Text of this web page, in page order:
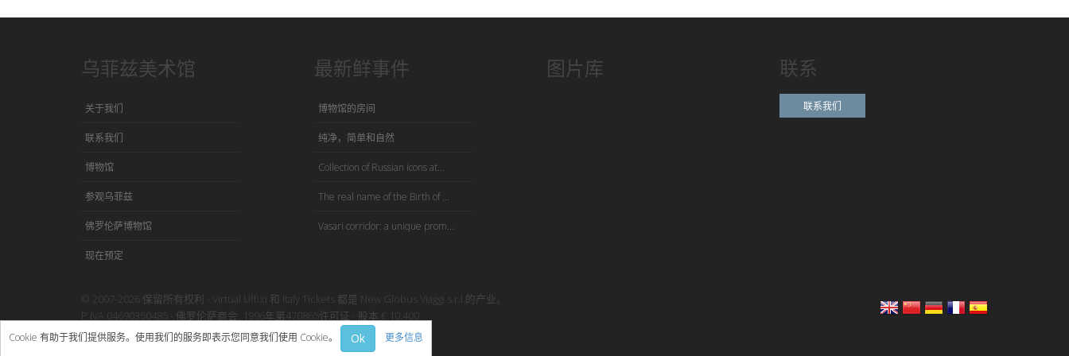
乌菲兹美术馆
关于我们
联系我们
博物馆
参观乌菲兹
佛罗伦萨博物馆
现在预定
最新鲜事件
博物馆的房间
纯净，简单和自然
Collection of Russian icons at...
The real name of the Birth of ...
Vasari corridor: a unique prom...
图片库 联系
联系我们
© 2007-2026 保留所有权利 - Virtual Uffizi 和 Italy Tickets 都是 New Globus Viaggi s.r.l.的产业。
P.IVA 04690350485 - 佛罗伦萨商会, 1996年第470865许可证 - 股本 € 10.400
使用本网站即表示接受Virtual Uffizi”条款与细则 -隐私政策
Cookie 有助于我们提供服务。使用我们的服务即表示您同意我们使用 Cookie。 Ok 更多信息